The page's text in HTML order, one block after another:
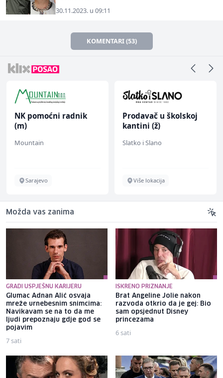
30.11.2023. u 09:11
KOMENTARI (53)
NK pomoćni radnik
(m)
Mountain
Sarajevo
Prodavač u školskoj
kantini (ž)
Slatko i Slano
Više lokacija
Možda vas zanima
GRADI USPJEŠNU KARIJERU
Glumac Adnan Alić osvaja
mreže urnebesnim snimcima:
Navikavam se na to da me
ljudi prepoznaju gdje god se
pojavim
7 sati
ISKRENO PRIZNANJE
Brat Angeline Jolie nakon
razvoda otkrio da je gej: Bio
sam opsjednut Disney
princezama
6 sati